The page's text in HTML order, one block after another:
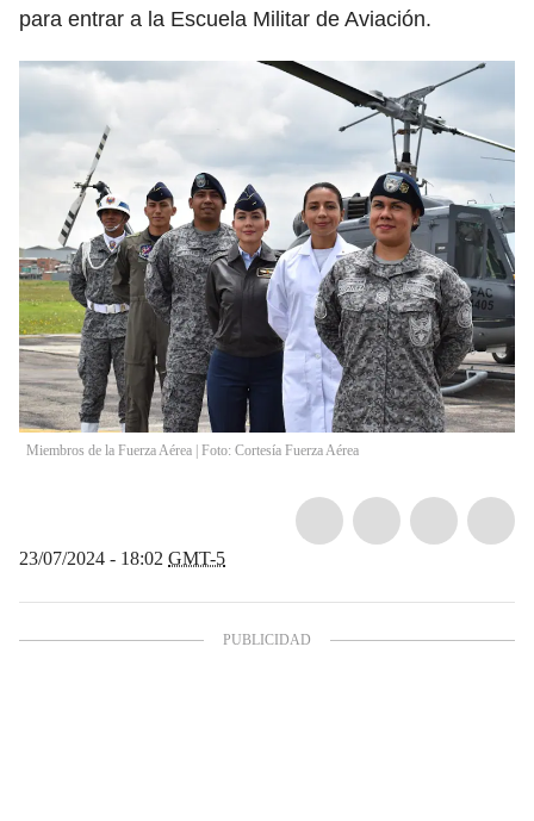
para entrar a la Escuela Militar de Aviación.
Miembros de la Fuerza Aérea | Foto: Cortesía Fuerza Aérea
23/07/2024 - 18:02 GMT-5